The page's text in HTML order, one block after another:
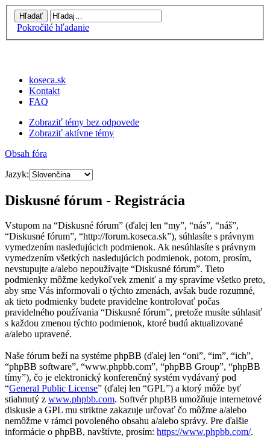
Pokročilé hľadanie
koseca.sk
Kontakt
FAQ
Zobraziť témy bez odpovede
Zobraziť aktívne témy
Obsah fóra
Jazyk:
Diskusné fórum - Registrácia
Vstupom na “Diskusné fórum” (ďalej len “my”, “nás”, “náš”,
“Diskusné fórum”, “http://forum.koseca.sk”), súhlasíte s právnym
vymedzením nasledujúcich podmienok. Ak nesúhlasíte s právnym
vymedzením všetkých nasledujúcich podmienok, potom, prosím,
nevstupujte a/alebo nepoužívajte “Diskusné fórum”. Tieto
podmienky môžme kedykoľvek zmeniť a my spravíme všetko preto,
aby sme Vás informovali o týchto zmenách, avšak bude rozumné,
ak tieto podmienky budete pravidelne kontrolovať počas
pravidelného používania “Diskusné fórum”, pretože musíte súhlasiť
s každou zmenou týchto podmienok, ktoré budú aktualizované
a/alebo upravené.
Naše fórum beží na systéme phpBB (ďalej len “oni”, “im”, “ich”,
“phpBB software”, “www.phpbb.com”, “phpBB Group”, “phpBB
tímy”), čo je elektronický konferenčný systém vydávaný pod
“General Public License” (ďalej len “GPL”) a ktorý môže byť
stiahnutý z www.phpbb.com. Softvér phpBB umožňuje internetové
diskusie a GPL mu striktne zakazuje určovať čo môžme a/alebo
nemôžme v rámci povoleného obsahu a/alebo správy. Pre ďalšie
informácie o phpBB, navštívte, prosím: https://www.phpbb.com/.